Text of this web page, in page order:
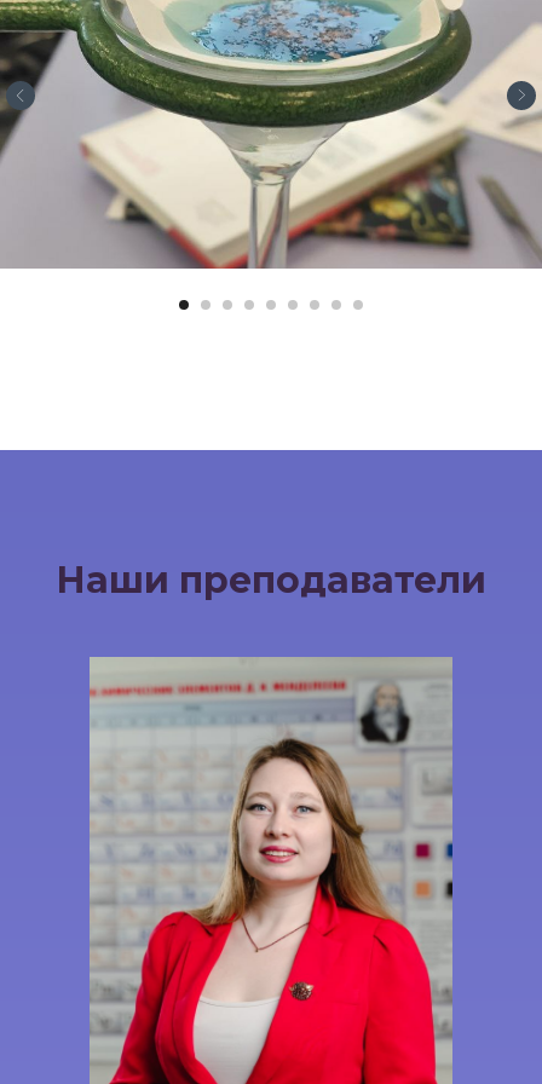
Наши преподаватели